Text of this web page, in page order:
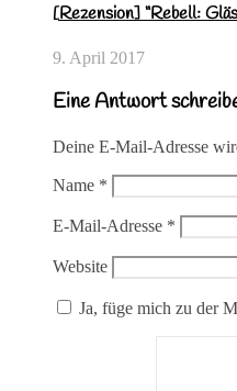
[Rezension] “Rebell:
9. April 2017
Eine Antwort
Deine E-Mail-Adresse
Name *
E-Mail-Adresse *
Website
Ja, füge mich zu der